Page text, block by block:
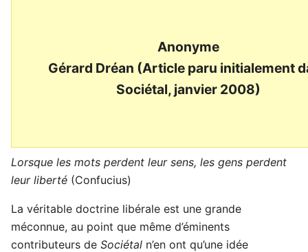
Anonyme
Gérard Dréan (Article paru initialement
Sociétal, janvier 2008)
Lorsque les mots perdent leur sens, les gens perdent
leur liberté (Confucius)
La véritable doctrine libérale est une grande
méconnue, au point que même d’éminents
contributeurs de Sociétal n’en ont qu’une idée